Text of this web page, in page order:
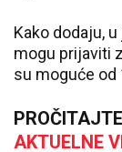
Kako dodaju,
mogu prijaviti
su moguće od
AKTUELNE